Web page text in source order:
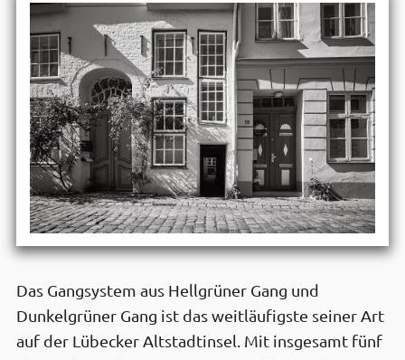
Das Gangsystem aus Hellgrüner Gang und
Dunkelgrüner Gang ist das weitläufigste seiner Art
auf der Lübecker Altstadtinsel. Mit insgesamt fünf